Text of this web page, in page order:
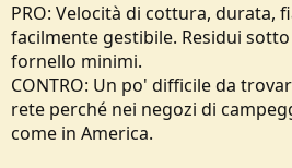
PRO: Velocità di cottura, durata,
facilmente gestibile. Residui
fornello minimi.
CONTRO: Un po' difficile da
rete perché nei negozi di
come in America.